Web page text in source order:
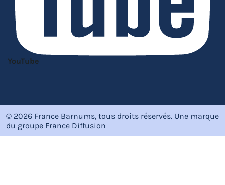
YouTube
© 2026 France Barnums, tous droits réservés. Une marque
du groupe France Diffusion